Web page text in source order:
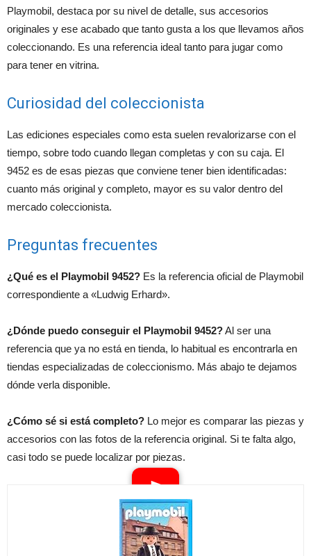
Playmobil, destaca por su nivel de detalle, sus accesorios
originales y ese acabado que tanto gusta a los que llevamos años
coleccionando. Es una referencia ideal tanto para jugar como
para tener en vitrina.
Curiosidad del coleccionista
Las ediciones especiales como esta suelen revalorizarse con el
tiempo, sobre todo cuando llegan completas y con su caja. El
9452 es de esas piezas que conviene tener bien identificadas:
cuanto más original y completo, mayor es su valor dentro del
mercado coleccionista.
Preguntas frecuentes
¿Qué es el Playmobil 9452? Es la referencia oficial de Playmobil
correspondiente a «Ludwig Erhard».
¿Dónde puedo conseguir el Playmobil 9452?Al ser una
referencia que ya no está en tienda, lo habitual es encontrarla en
tiendas especializadas de coleccionismo. Más abajo te dejamos
dónde verla disponible.
¿Cómo sé si está completo? Lo mejor es comparar las piezas y
accesorios con las fotos de la referencia original. Si te falta algo,
casi todo se puede localizar por piezas.